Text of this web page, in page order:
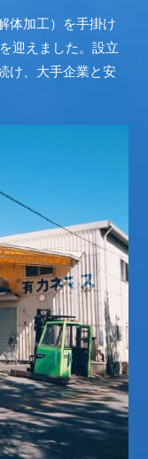
体加工）を手掛け
迎えました。設立
け、大手企業と安